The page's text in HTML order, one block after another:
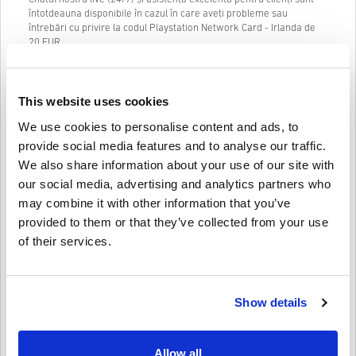
This website uses cookies
We use cookies to personalise content and ads, to
provide social media features and to analyse our traffic.
We also share information about your use of our site with
our social media, advertising and analytics partners who
may combine it with other information that you’ve
provided to them or that they’ve collected from your use
of their services.
Show details
Allow all
întotdeauna disponibile în cazul în care aveți probleme sau
întrebări cu privire la codul Playstation Network Card - Irlanda de
20 EUR.
Sistemul nostru de cumpărare în 3 pași, ușor de urmărit, nu conține
o adresă de e-mail și o metodă de plată validă, făcând astfel
procesul de cumpărare a cardului Playstation Network - Irlanda 20
EUR de la livecards.net să fie rapid și ușor. .
Cum funcționează pe Livecards.net
rapidă și ușoară:
Disclaimer
livrate instantaneu în așteptarea verificărilor de securitate.
Scrie o recenzie 4,3/5 10 Recenzii